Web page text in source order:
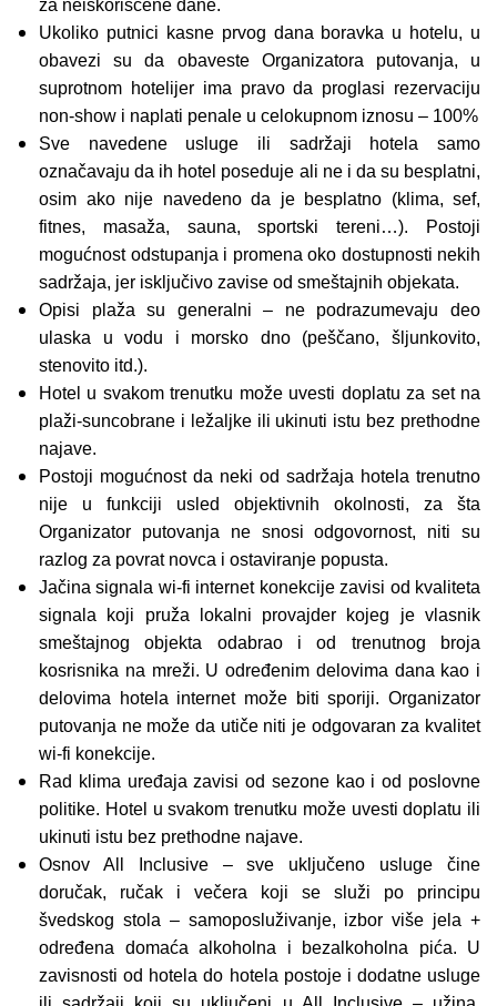
za neiskorišćene dane.
Ukoliko putnici kasne prvog dana boravka u hotelu, u
obavezi su da obaveste Organizatora putovanja, u
suprotnom hotelijer ima pravo da proglasi rezervaciju
non-show i naplati penale u celokupnom iznosu – 100%
Sve navedene usluge ili sadržaji hotela samo
označavaju da ih hotel poseduje ali ne i da su besplatni,
osim ako nije navedeno da je besplatno (klima, sef,
fitnes, masaža, sauna, sportski tereni…). Postoji
mogućnost odstupanja i promena oko dostupnosti nekih
sadržaja, jer isključivo zavise od smeštajnih objekata.
Opisi plaža su generalni – ne podrazumevaju deo
ulaska u vodu i morsko dno (peščano, šljunkovito,
stenovito itd.).
Hotel u svakom trenutku može uvesti doplatu za set na
plaži-suncobrane i ležaljke ili ukinuti istu bez prethodne
najave.
Postoji mogućnost da neki od sadržaja hotela trenutno
nije u funkciji usled objektivnih okolnosti, za šta
Organizator putovanja ne snosi odgovornost, niti su
razlog za povrat novca i ostaviranje popusta.
Jačina signala wi-fi internet konekcije zavisi od kvaliteta
signala koji pruža lokalni provajder kojeg je vlasnik
smeštajnog objekta odabrao i od trenutnog broja
kosrisnika na mreži. U određenim delovima dana kao i
delovima hotela internet može biti sporiji. Organizator
putovanja ne može da utiče niti je odgovaran za kvalitet
wi-fi konekcije.
Rad klima uređaja zavisi od sezone kao i od poslovne
politike. Hotel u svakom trenutku može uvesti doplatu ili
ukinuti istu bez prethodne najave.
Osnov All Inclusive – sve uključeno usluge čine
doručak, ručak i večera koji se služi po principu
švedskog stola – samoposluživanje, izbor više jela +
određena domaća alkoholna i bezalkoholna pića. U
zavisnosti od hotela do hotela postoje i dodatne usluge